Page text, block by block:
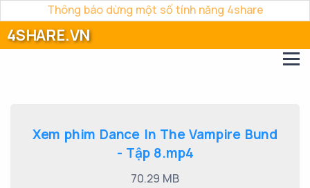
Thông báo dừng một số tính năng 4share
4SHARE.VN
Xem phim Dance In The Vampire Bund
- Tập 8.mp4
70.29 MB